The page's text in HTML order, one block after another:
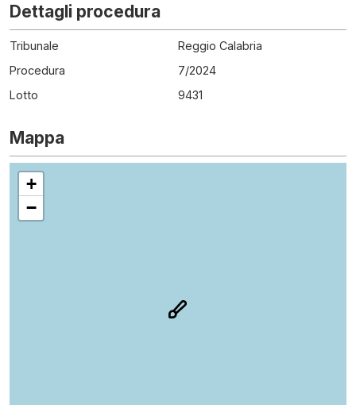
Dettagli procedura
Tribunale
Reggio Calabria
Procedura
7/2024
Lotto
9431
Mappa
+
−